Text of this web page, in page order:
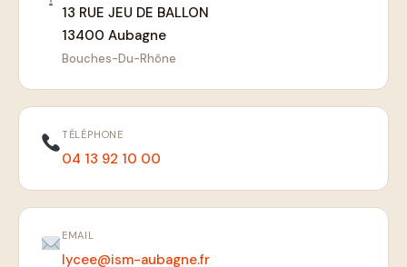
13 RUE JEU DE BALLON
13400 Aubagne
Bouches-Du-Rhône
TÉLÉPHONE
04 13 92 10 00
EMAIL
lycee@ism-aubagne.fr